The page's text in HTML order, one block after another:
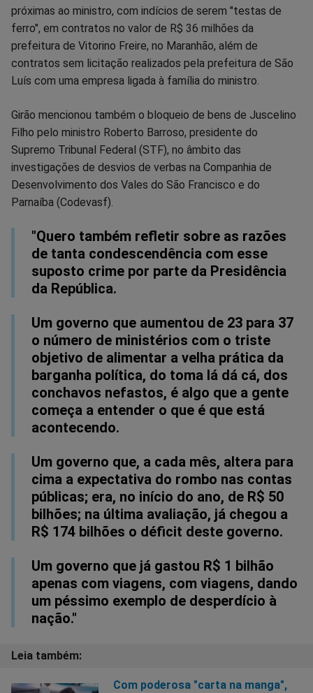
próximas ao ministro, com indícios de serem "testas de
ferro", em contratos no valor de R$ 36 milhões da
prefeitura de Vitorino Freire, no Maranhão, além de
contratos sem licitação realizados pela prefeitura de São
Luís com uma empresa ligada à família do ministro.
Girão mencionou também o bloqueio de bens de Juscelino
Filho pelo ministro Roberto Barroso, presidente do
Supremo Tribunal Federal (STF), no âmbito das
investigações de desvios de verbas na Companhia de
Desenvolvimento dos Vales do São Francisco e do
Parnaíba (Codevasf).
"Quero também refletir sobre as razões
de tanta condescendência com esse
suposto crime por parte da Presidência
da República.
Um governo que aumentou de 23 para 37
o número de ministérios com o triste
objetivo de alimentar a velha prática da
barganha política, do toma lá dá cá, dos
conchavos nefastos, é algo que a gente
começa a entender o que é que está
acontecendo.
Um governo que, a cada mês, altera para
cima a expectativa do rombo nas contas
públicas; era, no início do ano, de R$ 50
bilhões; na última avaliação, já chegou a
R$ 174 bilhões o déficit deste governo.
Um governo que já gastou R$ 1 bilhão
apenas com viagens, com viagens, dando
um péssimo exemplo de desperdício à
nação."
Com poderosa "carta na manga",